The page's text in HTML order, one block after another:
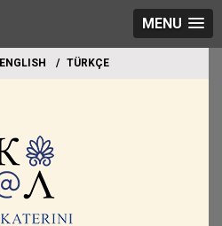
MENU
ΕΝGLISH TÜRKÇE